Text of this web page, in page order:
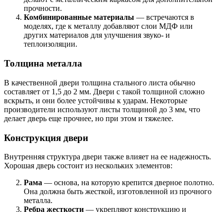
прочности.
Комбинированные материалы — встречаются в
моделях, где к металлу добавляют слои МДФ или
других материалов для улучшения звуко- и
теплоизоляции.
Толщина металла
В качественной двери толщина стального листа обычно
составляет от 1,5 до 2 мм. Двери с такой толщиной сложно
вскрыть, и они более устойчивы к ударам. Некоторые
производители используют листы толщиной до 3 мм, что
делает дверь еще прочнее, но при этом и тяжелее.
Конструкция двери
Внутренняя структура двери также влияет на ее надежность.
Хорошая дверь состоит из нескольких элементов:
Рама — основа, на которую крепится дверное полотно.
Она должна быть жесткой, изготовленной из прочного
металла.
Ребра жесткости — укрепляют конструкцию и